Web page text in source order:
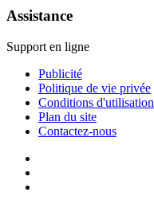
Assistance
Support en ligne
Publicité
Politique de vie privée
Conditions d'utilisation
Plan du site
Contactez-nous